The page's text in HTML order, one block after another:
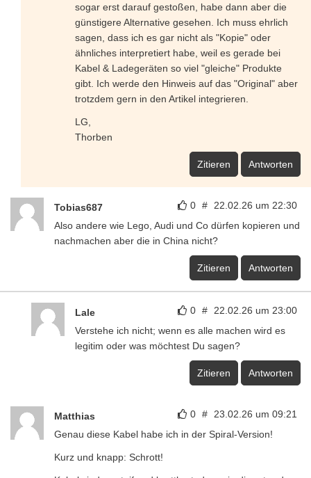
sogar erst darauf gestoßen, habe dann aber die
günstigere Alternative gesehen. Ich muss ehrlich
sagen, dass ich es gar nicht als "Kopie" oder
ähnliches interpretiert habe, weil es gerade bei
Kabel & Ladegeräten so viel "gleiche" Produkte
gibt. Ich werde den Hinweis auf das "Original" aber
trotzdem gern in den Artikel integrieren.
LG,
Thorben
Zitieren Antworten
0 # 22.02.26 um 22:30
Tobias687
Also andere wie Lego, Audi und Co dürfen kopieren und
nachmachen aber die in China nicht?
Zitieren Antworten
0 # 22.02.26 um 23:00
Lale
Verstehe ich nicht; wenn es alle machen wird es
legitim oder was möchtest Du sagen?
Zitieren Antworten
0 # 23.02.26 um 09:21
Matthias
Genau diese Kabel habe ich in der Spiral-Version!
Kurz und knapp: Schrott!